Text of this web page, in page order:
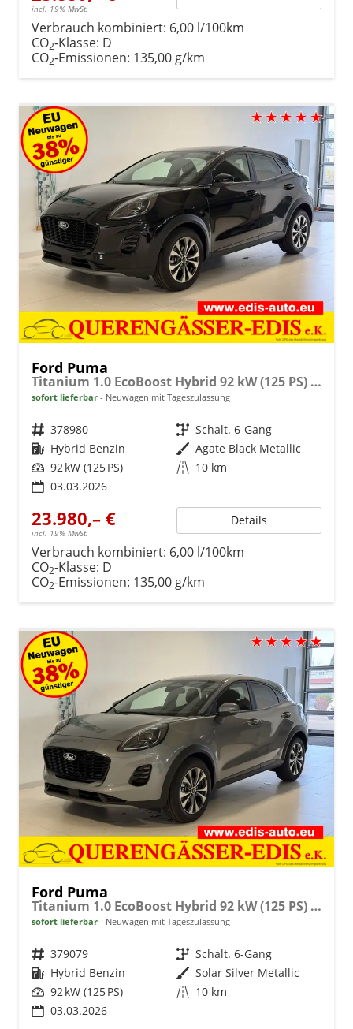
incl. 19% MwSt.
Verbrauch kombiniert: 6,00 l/100km
CO2-Klasse: D
CO2-Emissionen: 135,00 g/km
Ford Puma
Titanium 1.0 EcoBoost Hybrid 92 kW (125 PS) Lenkradheizung, Sitzheizung, DAB, Navigationssystem, Radio, Apple CarPlay, Android Auto, Einparkhilfe hinten, Rückfahrkamera, Verkehrsschild-Erkennungssystem, 17"-LM-Felgen, uvm.
sofort lieferbar Neuwagen mit Tageszulassung
Fahrzeugnr. 378980 Getriebe Schalt. 6-Gang
Kraftstoff Hybrid Benzin Außenfarbe Agate Black Metallic
Leistung 92 kW (125 PS) Kilometerstand 10 km
03.03.2026
23.980,– €
incl. 19% MwSt.
Details
Verbrauch kombiniert: 6,00 l/100km
CO2-Klasse: D
CO2-Emissionen: 135,00 g/km
Ford Puma
Titanium 1.0 EcoBoost Hybrid 92 kW (125 PS) Lenkradheizung, Sitzheizung, DAB, Navigationssystem, Radio, Apple CarPlay, Android Auto, Einparkhilfe hinten, Rückfahrkamera, Verkehrsschild-Erkennungssystem, 17"-LM-Felgen, uvm.
sofort lieferbar Neuwagen mit Tageszulassung
Fahrzeugnr. 379079 Getriebe Schalt. 6-Gang
Kraftstoff Hybrid Benzin Außenfarbe Solar Silver Metallic
Leistung 92 kW (125 PS) Kilometerstand 10 km
03.03.2026